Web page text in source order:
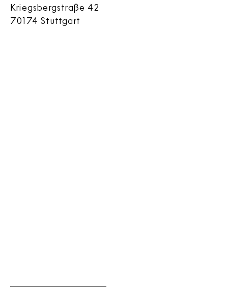
Kriegsbergstraße 42
70174 Stuttgart